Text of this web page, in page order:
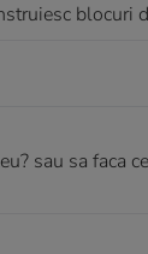
blocuri
sau sa faca